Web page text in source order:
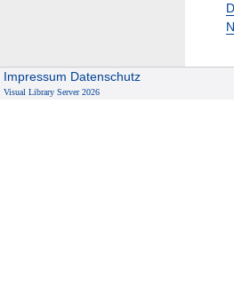
Impressum Datenschutz
Visual Library Server 2026